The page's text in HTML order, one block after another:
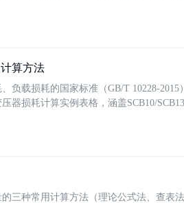
算方法
负载损耗的国家标准（GB/T 10228-
器损耗计算实例表格，涵盖SCB10/
三种常用计算方法（理论公式法、查表